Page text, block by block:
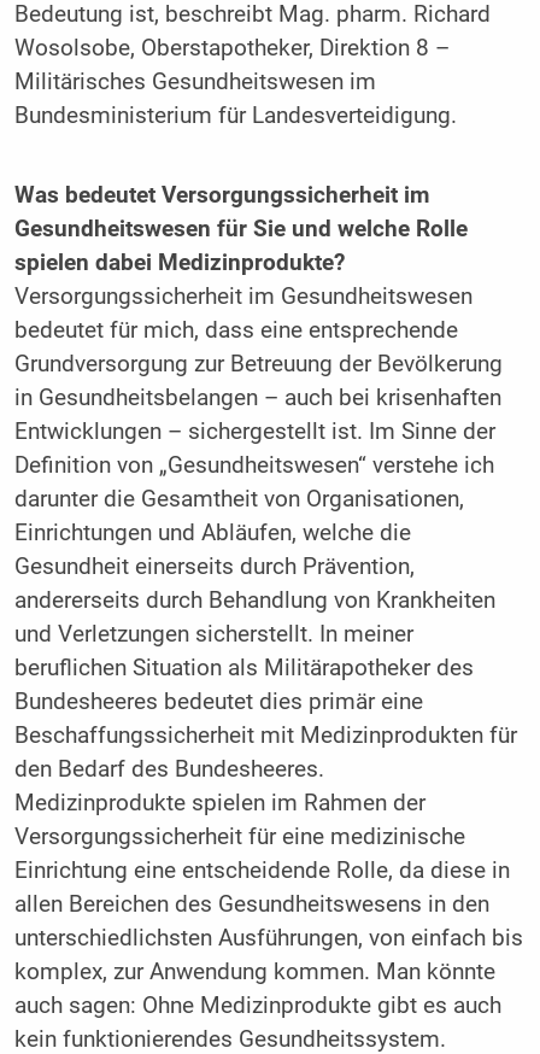
Bedeutung ist, beschreibt Mag. pharm. Richard
Wosolsobe,­ Oberstapotheker, Direktion 8 –
Militärisches Gesundheitswesen im
Bundesministerium für Landesverteidigung.
Was bedeutet Versorgungssicherheit im
Gesundheitswesen für Sie und welche Rolle
spielen dabei Medizinprodukte?
Versorgungssicherheit im Gesundheitswesen
bedeutet für mich, dass eine entsprechende
Grundversorgung zur Betreuung der Bevölkerung
in Gesundheitsbelangen – auch bei krisenhaften
Entwicklungen – sichergestellt ist. Im Sinne der
Definition von „Gesundheitswesen“ verstehe ich
darunter die Gesamtheit von Organisationen,
Einrichtungen und Abläufen, welche die
Gesundheit einerseits durch Prävention,
andererseits durch Behandlung von Krankheiten
und Verletzungen sicherstellt. In meiner
beruflichen Situation als Militärapotheker des
Bundesheeres bedeutet dies primär eine
Beschaffungssicherheit mit Medizinprodukten für
den Bedarf des Bundesheeres.
Medizinprodukte spielen im Rahmen der
Versorgungssicherheit für eine medizinische
Einrichtung eine entscheidende Rolle, da diese in
allen Bereichen des Gesundheitswesens in den
unterschiedlichsten Ausführungen, von einfach bis
komplex, zur Anwendung kommen. Man könnte
auch sagen: Ohne Medizinprodukte gibt es auch
kein funktionierendes Gesundheitssystem.